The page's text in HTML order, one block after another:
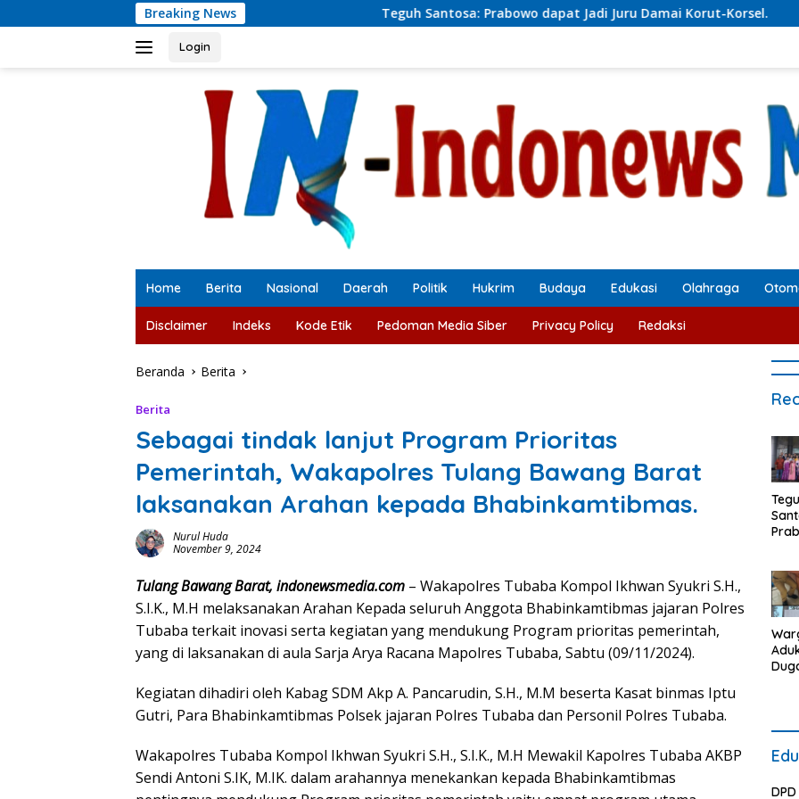
ke
Breaking News Teguh Santosa: Prabowo dapat Jadi Juru Damai Korut-Korsel.
Login
Home Berita Nasional Daerah Politik Hukrim Budaya Edukasi Olahraga
Disclaimer Indeks Kode Etik Pedoman Media Siber Privacy Policy Redaksi
Beranda Berita
Berita
Sebagai tindak lanjut Program Prioritas
Pemerintah, Wakapolres Tulang Bawang Barat
laksanakan Arahan kepada Bhabinkamtibmas.
Nurul Huda
November 9, 2024
Tulang Bawang Barat, indonewsmedia.com – Wakapolres Tubaba Kompol Ikhwan Syukri S.H.,
S.I.K., M.H melaksanakan Arahan Kepada seluruh Anggota Bhabinkamtibmas jajaran Polres
Tubaba terkait inovasi serta kegiatan yang mendukung Program prioritas pemerintah,
yang di laksanakan di aula Sarja Arya Racana Mapolres Tubaba, Sabtu (09/11/2024).
Kegiatan dihadiri oleh Kabag SDM Akp A. Pancarudin, S.H., M.M beserta Kasat binmas Iptu
Gutri, Para Bhabinkamtibmas Polsek jajaran Polres Tubaba dan Personil Polres Tubaba.
Wakapolres Tubaba Kompol Ikhwan Syukri S.H., S.I.K., M.H Mewakil Kapolres Tubaba AKBP
Sendi Antoni S.IK, M.IK. dalam arahannya menekankan kepada Bhabinkamtibmas
Air